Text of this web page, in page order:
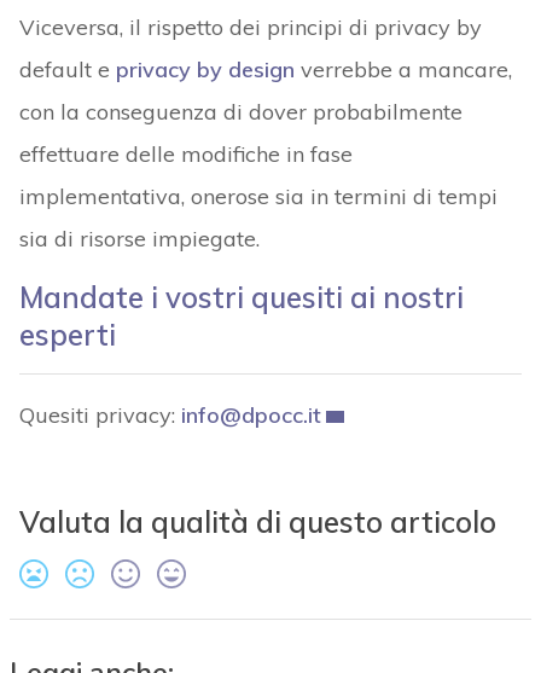
Viceversa, il rispetto dei principi di privacy by
default e privacy by design verrebbe a mancare,
con la conseguenza di dover probabilmente
effettuare delle modifiche in fase
implementativa, onerose sia in termini di tempi
sia di risorse impiegate.
Mandate i vostri quesiti ai nostri
esperti
Quesiti privacy: info@dpocc.it
Valuta la qualità di questo articolo